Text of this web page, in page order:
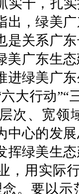
实干，扎
出，绿美
是关系广
美广东生
进绿美广
大行动”“
次、宽领
中心的发
挥绿美生
，用实际
。要以